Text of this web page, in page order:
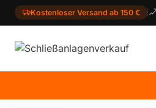
Kostenloser Versand ab 150 €